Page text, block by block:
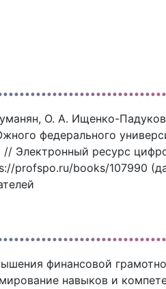
О. А. Ищенко-
федерального
Электронный ресурс
profspo.ru/books/107990
финансовой
навыков и